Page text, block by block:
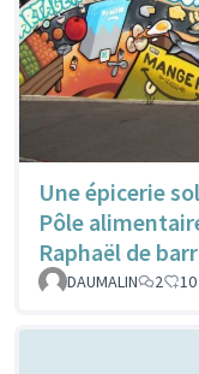
Une épicerie
Pôle
Raphaël de
DAUMALIN 2 10